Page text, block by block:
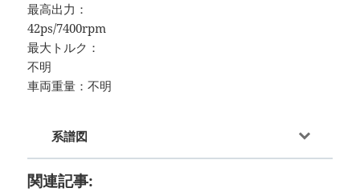
最高出力：
42ps/7400rpm
最大トルク：
不明
車両重量：不明
系譜図
関連記事: